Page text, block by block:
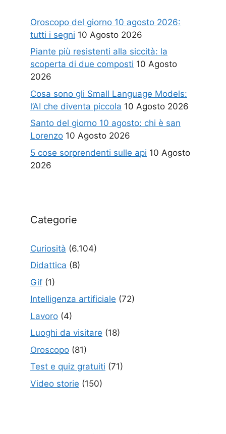
Oroscopo del giorno 10 agosto 2026:
tutti i segni 10 Agosto 2026
Piante più resistenti alla siccità: la
scoperta di due composti 10 Agosto
2026
Cosa sono gli Small Language Models:
l’AI che diventa piccola 10 Agosto 2026
Santo del giorno 10 agosto: chi è san
Lorenzo 10 Agosto 2026
5 cose sorprendenti sulle api 10 Agosto
2026
Categorie
Curiosità (6.104)
Didattica (8)
Gif (1)
Intelligenza artificiale (72)
Lavoro (4)
Luoghi da visitare (18)
Oroscopo (81)
Test e quiz gratuiti (71)
Video storie (150)